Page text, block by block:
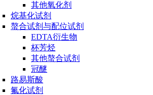
其他氧化剂
烷基化试剂
螯合试剂与配位试剂
EDTA衍生物
杯芳烃
其他螯合试剂
冠醚
路易斯酸
氟化试剂